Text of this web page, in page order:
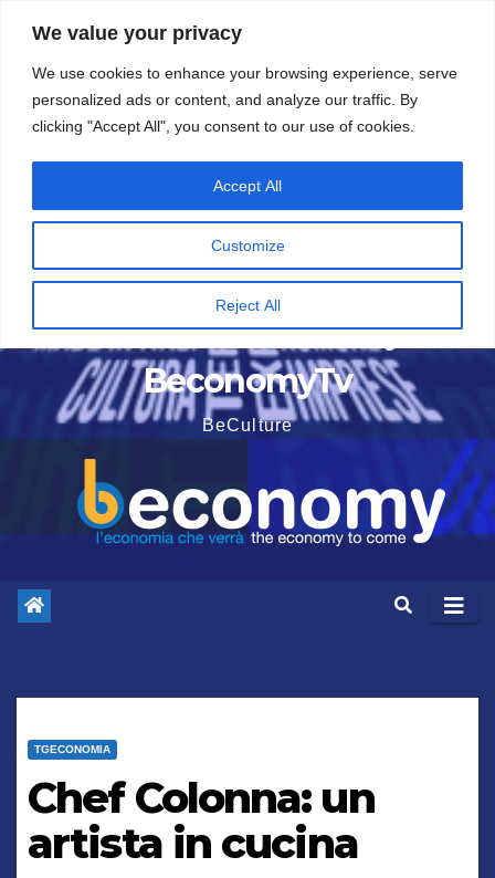
We value your privacy
We use cookies to enhance your browsing experience, serve
personalized ads or content, and analyze our traffic. By
clicking "Accept All", you consent to our use of cookies.
Customize
Reject All
Accept All
contenuto
5 Agosto 2026
BeconomyTv
BeCulture
TGECONOMIA
Chef Colonna: un
artista in cucina